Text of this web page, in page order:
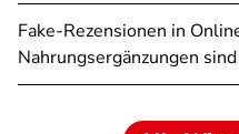
Fake-Rezensionen in
Nahrungsergänzungen